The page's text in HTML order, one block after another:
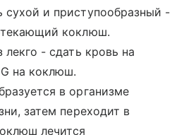
и приступообразный -
коклюш.
- сдать кровь на
на коклюш.
в организме
затем переходит в
лечится